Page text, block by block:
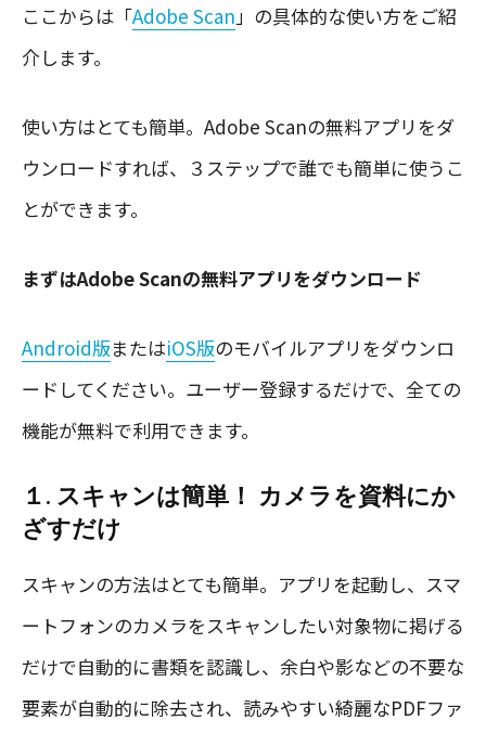
ここからは「Adobe Scan 」の具体的な使い方をご紹
介します。
使い方はとても簡単。Adobe Scanの無料アプリをダ
ウンロードすれば、３ステップで誰でも簡単に使うこ
とができます。
まずはAdobe Scanの無料アプリをダウンロード
Android版またはiOS版のモバイルアプリをダウンロ
ードしてください。ユーザー登録するだけで、全ての
機能が無料で利用できます。
１. スキャンは簡単！ カメラを資料にか
ざすだけ
スキャンの方法はとても簡単。アプリを起動し、スマ
ートフォンのカメラをスキャンしたい対象物に掲げる
だけで自動的に書類を認識し、余白や影などの不要な
要素が自動的に除去され、読みやすい綺麗なPDFファ